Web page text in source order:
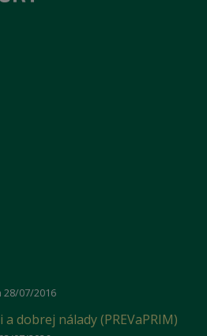
07/2016
dobrej nálady (PREVaPRIM)